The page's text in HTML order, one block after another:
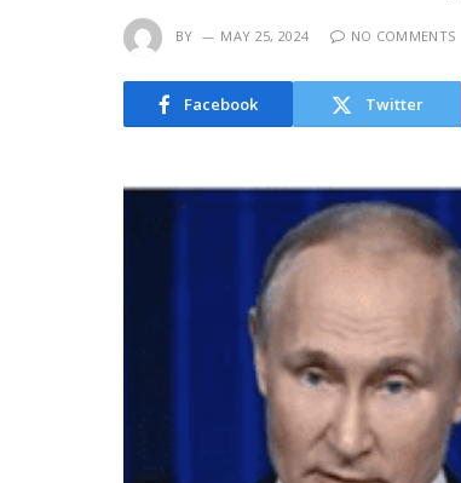
BY MAY 25, 2024 NO COMMENTS
Facebook Twitter